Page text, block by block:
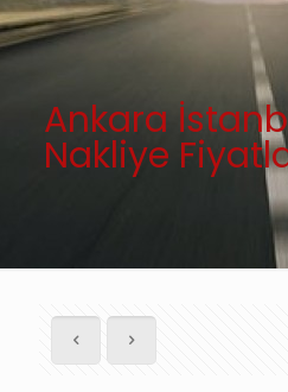
Ankara
Nakliye